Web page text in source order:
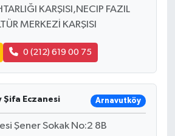
KARŞISI,NECIP FAZIL
MERKEZİ KARŞISI
0 (212) 619 00 75
Şifa Eczanesi Arnavutköy
Şener Sokak No:2 8B